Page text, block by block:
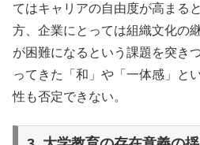
てはキャリアの自由度が高まる
方、企業にとっては組織文化の
が困難になるという課題を突き
ってきた「和」や「一体感」と
性も否定できない。